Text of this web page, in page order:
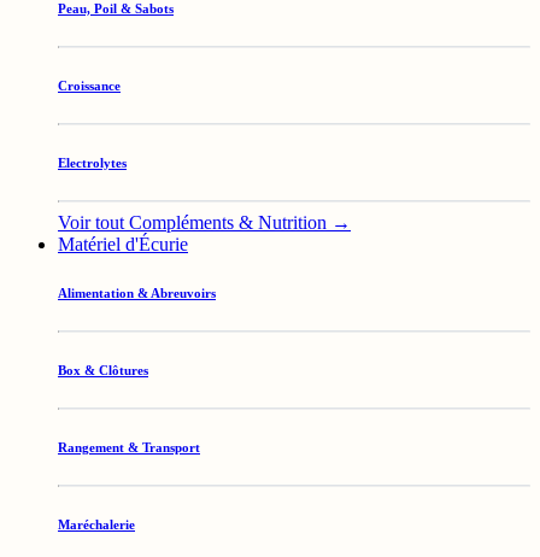
Peau, Poil & Sabots
Croissance
Electrolytes
Voir tout Compléments & Nutrition →
Matériel d'Écurie
Alimentation & Abreuvoirs
Box & Clôtures
Rangement & Transport
Maréchalerie